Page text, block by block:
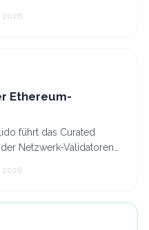
ermöglichte.
2026
Ethereum-
führt das Curated
Netzwerk-Validatoren
2026